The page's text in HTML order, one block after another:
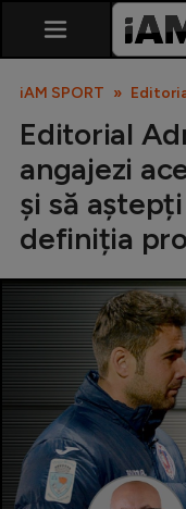
Liga 2
Cupa
U21
Fotbal
iAM SPORT
Editorial
angajezi
și să
definiția